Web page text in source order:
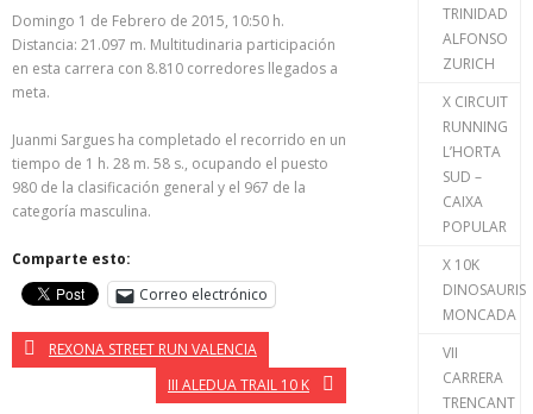
Domingo 1 de Febrero de 2015, 10:50 h.
Distancia: 21.097 m. Multitudinaria participación
en esta carrera con 8.810 corredores llegados a
meta.
Juanmi Sargues ha completado el recorrido en un
tiempo de 1 h. 28 m. 58 s., ocupando el puesto
980 de la clasificación general y el 967 de la
categoría masculina.
Comparte esto:
Correo electrónico
REXONA STREET RUN VALENCIA
III ALEDUA TRAIL 10 K
TRINIDAD
ALFONSO
ZURICH
X CIRCUIT
RUNNING
L’HORTA
SUD –
CAIXA
POPULAR
X 10K
DINOSAURIS
MONCADA
VII
CARRERA
TRENCANT